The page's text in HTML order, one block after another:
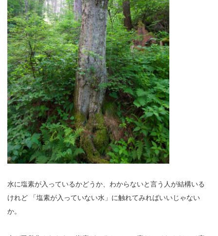
水に塩素が入っているかどうか、わからないと言う人が結構いる
けれど 「塩素が入っていない水」に触れてみればいいじゃない
か。